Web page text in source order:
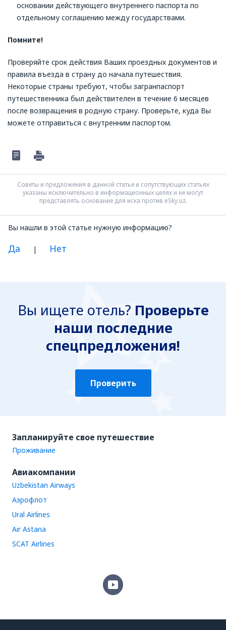
основании действующего внутреннего паспорта по
отдельному соглашению между государствами.
Помните!
Проверяйте срок действия Ваших проездных документов и
правила въезда в страну до начала путешествия.
Некоторые страны требуют, чтобы загранпаспорт
путешественника был действителен в течение 6 месяцев
после возвращения в родную страну. Проверьте, куда Вы
можете отправиться с внутренним паспортом.
Советы и предложения в данной статье и сопутствующих статьях
указаны исключительно в информационных целях и не могут
представлять основание для иска против eSky.uz.
Вы нашли в этой статье нужную информацию?
Да | Нет
Содержит некорректную информацию
Не раскрывает тему
Вы ищете отель? Проверьте
наши последние
спецпредложения!
Проверить
Запланируйте свое путешествие
Проживание
Авиакомпании
Uzbekistan Airways
Аэрофлот
Ural Airlines
Air Astana
SCAT Airlines